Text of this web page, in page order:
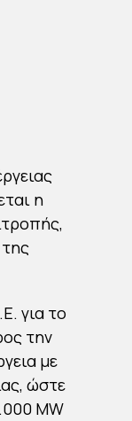
η
για το
την
με
ώστε
MW